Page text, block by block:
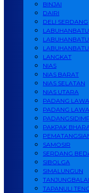
BINJAI
DAIRI
DELI SERDANG
LABUHANBATU
LANGKAT
NIAS
NIAS BARAT
NIAS SELATAN
NIAS UTARA
PADANG
PADANG
PAKPAK
SAMOSIR
SERDANG
SIBOLGA
SIMALUNGUN
TANJUNGBALAI
TAPANULI